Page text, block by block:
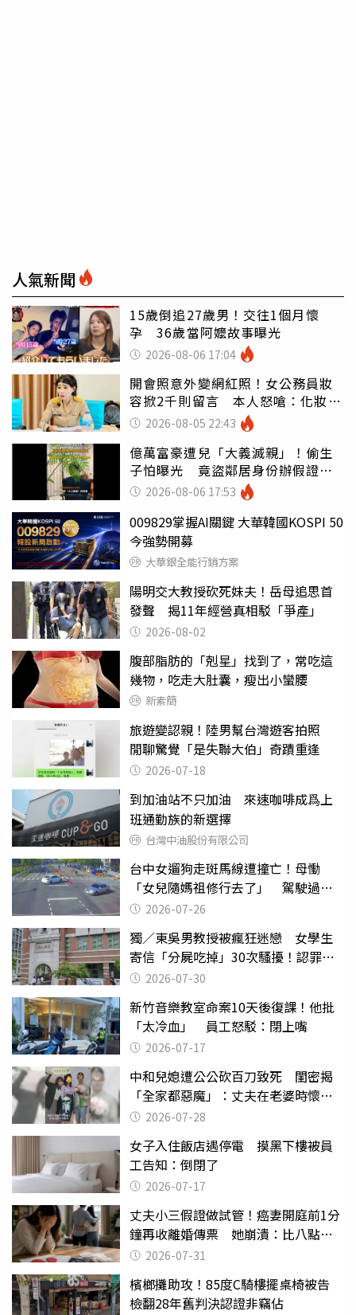
人氣新聞
15歲倒追27歲男！交往1個月懷
孕 36歲當阿嬤故事曝光
2026-08-06 17:04
開會照意外變網紅照！女公務員妝
容掀2千則留言 本人怒嗆：化妝有
錯嗎2026-08-05 22:43
億萬富豪遭兒「大義滅親」！偷生
子怕曝光 竟盜鄰居身份辦假證落
戶 2026-08-06 17:53
009829掌握AI關鍵 大華韓國KOSPI 50
今強勢開募
大華銀全能行銷方案
陽明交大教授砍死妹夫！岳母追思首
發聲 揭11年經營真相駁「爭產」
2026-08-02
腹部脂肪的「剋星」找到了，常吃這
幾物，吃走大肚囊，瘦出小蠻腰
新素簡
旅遊變認親！陸男幫台灣遊客拍照
閒聊驚覺「是失聯大伯」奇蹟重逢
2026-07-18
到加油站不只加油 來速咖啡成爲上
班通勤族的新選擇
台灣中油股份有限公司
台中女遛狗走斑馬線遭撞亡！母慟
「女兒隨媽祖修行去了」 駕駛過失
致死判9月
2026-07-26
獨／東吳男教授被瘋狂迷戀 女學生
寄信「分屍吃掉」30次騷擾！認罪免
關 2026-07-30
新竹音樂教室命案10天後復課！他批
「太冷血」 員工怒駁：閉上嘴
2026-07-17
中和兒媳遭公公砍百刀致死 閨密揭
「全家都惡魔」：丈夫在老婆時懷孕
摔東西
2026-07-28
女子入住飯店遇停電 摸黑下樓被員
工告知：倒閉了
2026-07-17
丈夫小三假證做試管！癌妻開庭前1分
鐘再收離婚傳票 她崩潰：比八點檔
還扯2026-07-31
檳榔攤助攻！85度C騎樓擺桌椅被告
檢翻28年舊判決認證非竊佔